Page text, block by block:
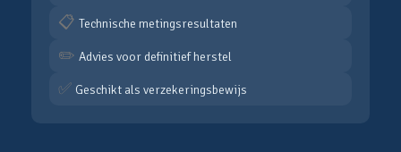
📋 Technische metingsresultaten
✏️ Advies voor definitief herstel
✅ Geschikt als verzekeringsbewijs